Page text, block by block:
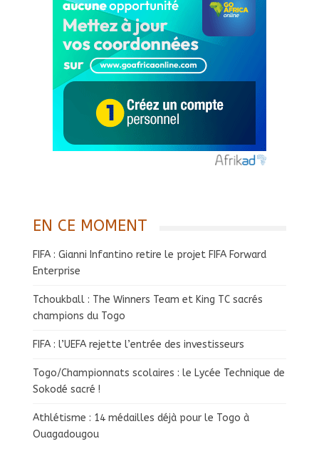
EN CE MOMENT
FIFA : Gianni Infantino retire le projet FIFA Forward
Enterprise
Tchoukball : The Winners Team et King TC sacrés
champions du Togo
FIFA : l’UEFA rejette l’entrée des investisseurs
Togo/Championnats scolaires : le Lycée Technique de
Sokodé sacré !
Athlétisme : 14 médailles déjà pour le Togo à
Ouagadougou